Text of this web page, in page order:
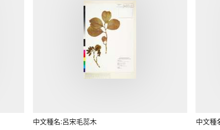
中文種名:呂宋毛蕊木 中文種